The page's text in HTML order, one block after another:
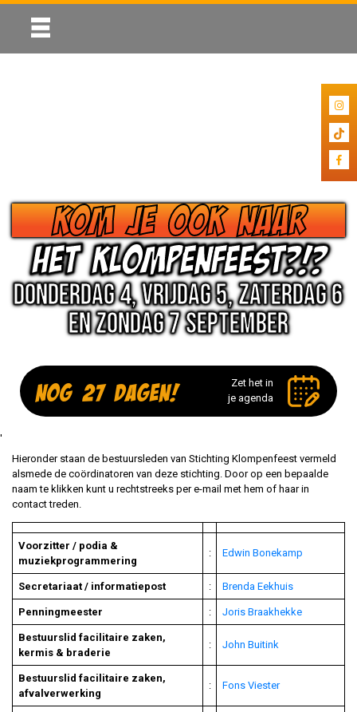
KOM JE OOK NAAR
HET KLOMPENFEEST?!?
DONDERDAG 4, VRIJDAG 5, ZATERDAG 6
EN ZONDAG 7 SEPTEMBER
'
NOG 27 DAGEN!
Zet het in
je agenda
Hieronder staan de bestuursleden van Stichting Klompenfeest vermeld
alsmede de coördinatoren van deze stichting. Door op een bepaalde
naam te klikken kunt u rechtstreeks per e-mail met hem of haar in
contact treden.
Voorzitter / podia &
muziekprogrammering
: Edwin Bonekamp
Secretariaat / informatiepost : Brenda Eekhuis
Penningmeester : Joris Braakhekke
Bestuurslid facilitaire zaken,
kermis & braderie
: Jo hn Buitink
Bestuurslid facilitaire zaken,
afvalverwerking
: Fons Viester